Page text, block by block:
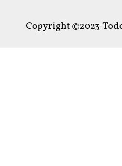
Copyright ©2023-